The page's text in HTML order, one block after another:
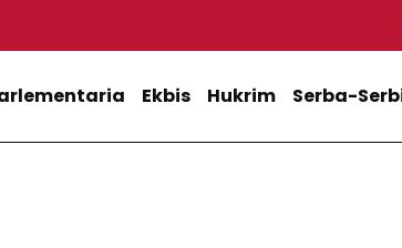
Nyawa dan Keselamatan Warga Lebih Berharga
Perkuat Semangat Persatuan Jelang HUT ke-
Dukung
Ekbis Hukrim Serba-